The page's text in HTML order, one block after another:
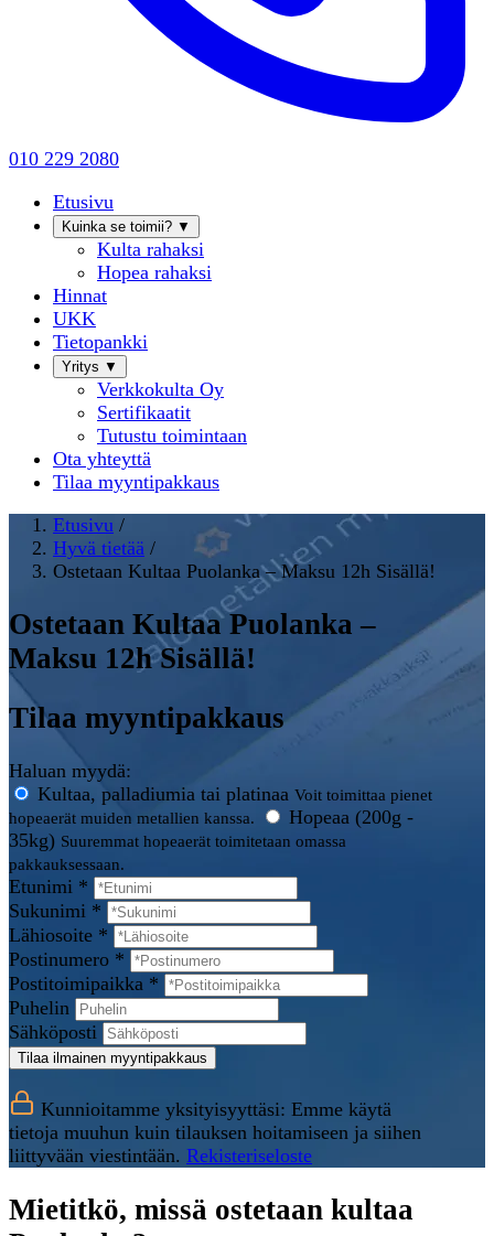
010 229 2080
Etusivu
Kuinka se toimii? ▼
Kulta rahaksi
Hopea rahaksi
Hinnat
UKK
Tietopankki
Yritys ▼
Verkkokulta Oy
Sertifikaatit
Tutustu toimintaan
Ota yhteyttä
Tilaa myyntipakkaus
Etusivu /
Hyvä tietää /
Ostetaan Kultaa Puolanka – Maksu 12h Sisällä!
Ostetaan Kultaa Puolanka –
Maksu 12h Sisällä!
Tilaa myyntipakkaus
Haluan myydä:
Kultaa, palladiumia tai platinaa Voit toimittaa pienet
hopeaerät muiden metallien kanssa.
Hopeaa (200g -
35kg) Suuremmat hopeaerät toimitetaan omassa
pakkauksessaan.
Etunimi *
Sukunimi *
Lähiosoite *
Postinumero *
Postitoimipaikka *
Puhelin
Sähköposti
Tilaa ilmainen myyntipakkaus
Kunnioitamme yksityisyyttäsi: Emme käytä
tietoja muuhun kuin tilauksen hoitamiseen ja siihen
liittyvään viestintään. Rekisteriseloste
Mietitkö, missä ostetaan kultaa